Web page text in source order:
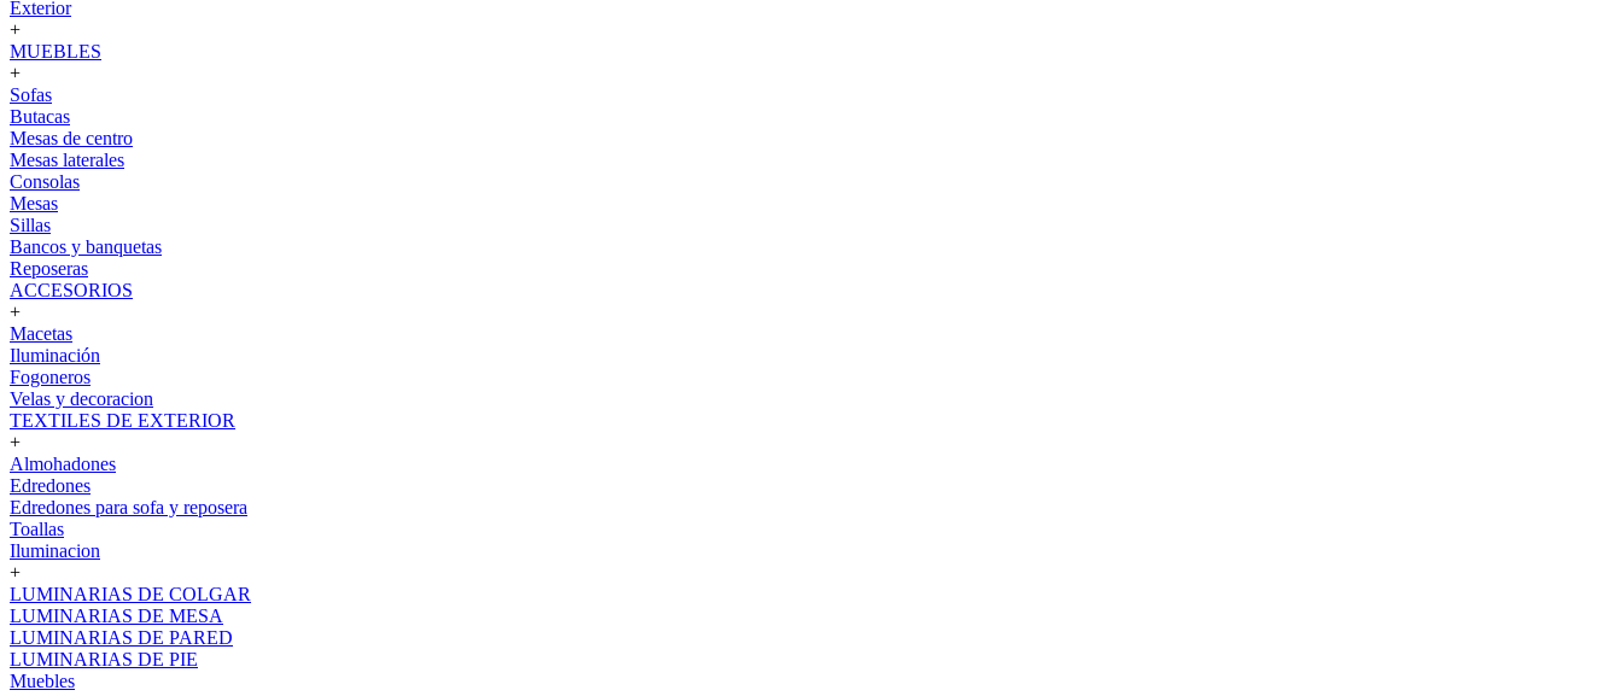
Exterior
+
MUEBLES
+
Sofas
Butacas
Mesas de centro
Mesas laterales
Consolas
Mesas
Sillas
Bancos y banquetas
Reposeras
ACCESORIOS
+
Macetas
Iluminación
Fogoneros
Velas y decoracion
TEXTILES DE EXTERIOR
+
Almohadones
Edredones
Edredones para sofa y reposera
Toallas
Iluminacion
+
LUMINARIAS DE COLGAR
LUMINARIAS DE MESA
LUMINARIAS DE PARED
LUMINARIAS DE PIE
Muebles